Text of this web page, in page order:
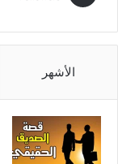
الأشهر